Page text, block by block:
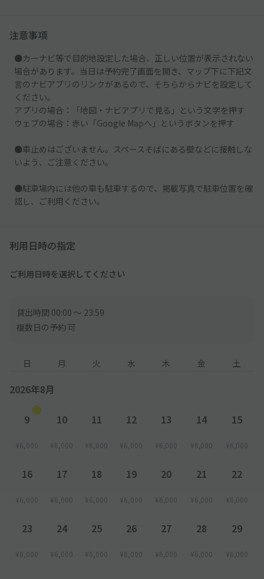
注意事項
●カーナビ等で目的地設定した場合、正しい位置が表示されない
場合があります。当日は予約完了画面を開き、マップ下に下記文
言のナビアプリのリンクがあるので、そちらからナビを設定して
ください。
アプリの場合：「地図・ナビアプリで見る」という文字を押す
ウェブの場合：赤い「Google Mapへ」というボタンを押す
●車止めはございません。スペースそばにある壁などに接触しな
いよう、ご注意ください。
●駐車場内には他の車も駐車するので、掲載写真で駐車位置を確
認し、ご利用ください。
利用日時の指定
ご利用日時を選択してください
貸出時間 00:00 〜 23:59
複数日の予約 可
日 月 火 水 木 金 土
2026年8月
9
¥6,000
10
¥6,000
11
¥6,000
12
¥6,000
13
¥6,000
14
¥6,000
15
¥6,000
16
¥6,000
17
¥6,000
18
¥6,000
19
¥6,000
20
¥6,000
21
¥6,000
22
¥6,000
23
¥6,000
24
¥6,000
25
¥6,000
26
¥6,000
27
¥6,000
28
¥6,000
29
¥6,000